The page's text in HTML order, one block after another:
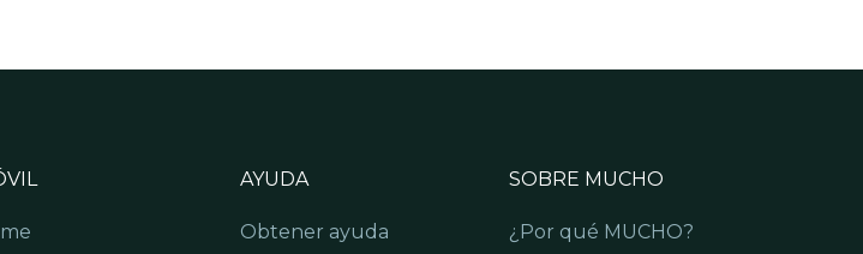
AYUDA
Obtener ayuda
SOBRE MUCHO
¿Por qué MUCHO?